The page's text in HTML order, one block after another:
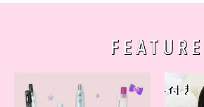
FEATURE